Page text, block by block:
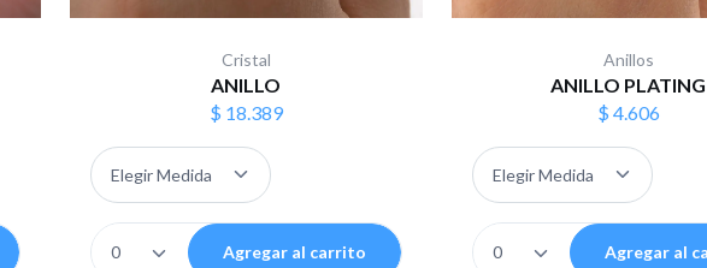
Cristal
ANILLO
$ 18.389
Agregar al carrito
Anillos
ANILLO PLATING
$ 4.606
Agregar al